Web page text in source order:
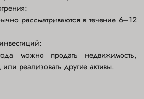
рассматриваются в течение 6–12
можно продать недвижимость,
или реализовать другие активы.